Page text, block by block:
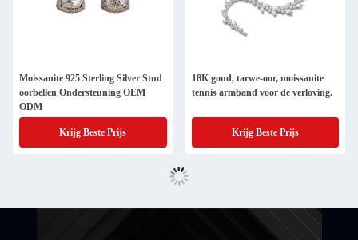
Moissanite 925 Sterling Silver Stud
oorbellen Ondersteuning OEM
ODM
Krijg Beste Prijs
18K goud, tarwe-oor, moissanite
tennis armband voor de verloving.
Krijg Beste Prijs